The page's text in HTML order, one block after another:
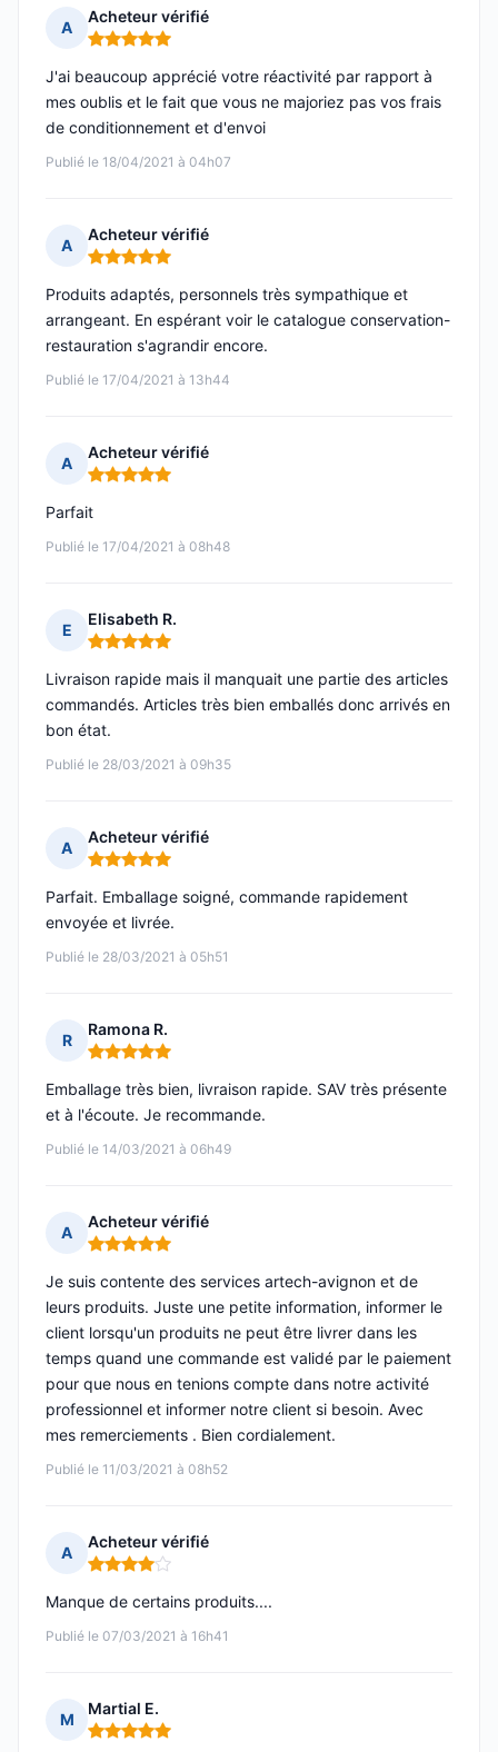
A
Acheteur vérifié
Note : 5 sur 5
Publié le 18/04/2021 à 04h07
J'ai beaucoup apprécié votre réactivité par rapport à
mes oublis et le fait que vous ne majoriez pas vos frais
de conditionnement et d'envoi
A
Acheteur vérifié
Note : 5 sur 5
Publié le 17/04/2021 à 13h44
Produits adaptés, personnels très sympathique et
arrangeant. En espérant voir le catalogue conservation-
restauration s'agrandir encore.
A
Acheteur vérifié
Note : 5 sur 5
Publié le 17/04/2021 à 08h48
Parfait
E
Elisabeth R.
Note : 5 sur 5
Publié le 28/03/2021 à 09h35
Livraison rapide mais il manquait une partie des articles
commandés. Articles très bien emballés donc arrivés en
bon état.
A
Acheteur vérifié
Note : 5 sur 5
Publié le 28/03/2021 à 05h51
Parfait. Emballage soigné, commande rapidement
envoyée et livrée.
R
Ramona R.
Note : 5 sur 5
Publié le 14/03/2021 à 06h49
Emballage très bien, livraison rapide. SAV très présente
et à l'écoute. Je recommande.
A
Acheteur vérifié
Note : 5 sur 5
Publié le 11/03/2021 à 08h52
Je suis contente des services artech-avignon et de
leurs produits. Juste une petite information, informer le
client lorsqu'un produits ne peut être livrer dans les
temps quand une commande est validé par le paiement
pour que nous en tenions compte dans notre activité
professionnel et informer notre client si besoin. Avec
mes remerciements . Bien cordialement.
A
Acheteur vérifié
Note : 4 sur 5
Publié le 07/03/2021 à 16h41
Manque de certains produits....
M
Martial E.
Note : 5 sur 5